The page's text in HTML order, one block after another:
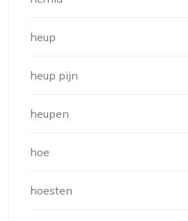
heup
heup pijn
heupen
hoe
hoesten